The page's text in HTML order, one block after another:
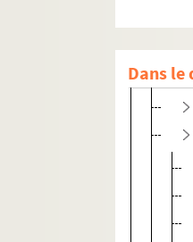
Dans le